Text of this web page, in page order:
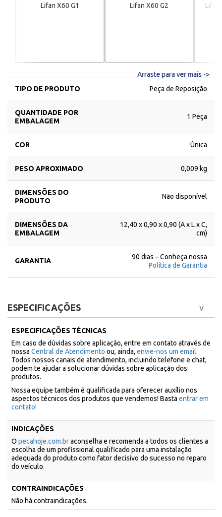
Lifan X60 G1 Lifan X60 G2 Lifan
Arraste para ver mais ->
TIPO DE PRODUTO
Peça de Reposição
QUANTIDADE POR
EMBALAGEM
1 Peça
COR Única
PESO APROXIMADO 0,009 kg
DIMENSÕES DO
PRODUTO
Não disponível
DIMENSÕES DA
EMBALAGEM
12,40 x 0,90 x 0,90 (A x L x C,
cm)
GARANTIA
90 dias – Conheça nossa
Política de Garantia
ESPECIFICAÇÕES
ESPECIFICAÇÕES TÉCNICAS
Em caso de dúvidas sobre aplicação, entre em contato através de
nossa Central de Atendimento ou, ainda, envie-nos um email.
Todos nossos canais de atendimento, incluindo telefone e chat,
podem te ajudar a solucionar dúvidas sobre aplicação dos
produtos.
Nossa equipe também é qualificada para oferecer auxílio nos
aspectos técnicos dos produtos que vendemos! Basta entrar em
contato!
INDICAÇÕES
O pecahoje.com.braconselha e recomenda a todos os clientes a
escolha de um profissional qualificado para uma instalação
adequada do produto como fator decisivo do sucesso no reparo
do veículo.
CONTRAINDICAÇÕES
Não há contraindicações.